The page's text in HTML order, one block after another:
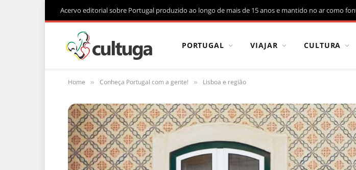
Acervo editorial sobre Portugal produzido ao longo de mais de 15 anos e mantido no ar como
PORTUGAL VIAJAR CULTURA
Home » Conheça Portugal com a gente! » Lisboa e região